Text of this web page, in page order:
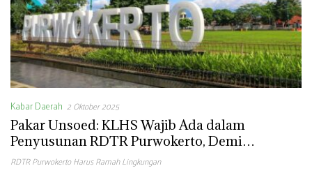
Kabar Daerah 2 Oktober 2025
Pakar Unsoed: KLHS Wajib Ada dalam
Penyusunan RDTR Purwokerto, Demi
Pembangunan Berkelanjutan
RDTR Purwokerto Harus Ramah Lingkungan